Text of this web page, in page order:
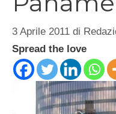
3 Aprile 2011 di
Spread the love